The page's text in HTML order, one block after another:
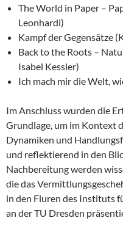
The World in Paper –
Leonhardi)
Kampf der Gegensätze
Back to the Roots –
Isabel Kessler)
Ich mach mir die Welt,
Im Anschluss wurden die
Grundlage, um im Kontext
Dynamiken und
und reflektierend in den
Nachbereitung werden
die das
in den Fluren des Instituts
an der TU Dresden